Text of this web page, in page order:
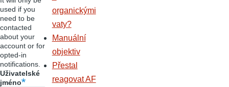
used if you
need to be
contacted
about your
account or for
opted-in
notifications.
Uživatelské
jméno
organickými
vaty?
Manuální
objektiv
Přestal
reagovat AF